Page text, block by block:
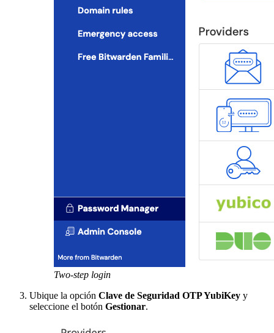
Two-step login
Ubique la opción Clave de Seguridad OTP YubiKey y
seleccione el botón Gestionar.